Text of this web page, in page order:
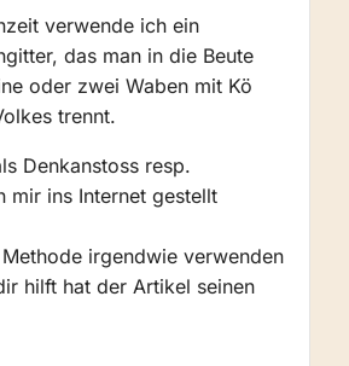
verwende ich ein
das man in die Beute
oder zwei Waben mit Kö
trennt.
Denkanstoss resp.
mir ins Internet gestellt
irgendwie verwenden
hilft hat der Artikel seinen